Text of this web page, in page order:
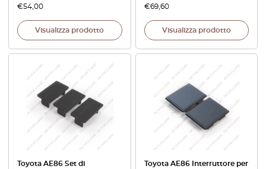
€54,00
Visualizza prodotto
€69,60
Visualizza prodotto
Toyota AE86 Set di Toyota AE86 Interruttore per